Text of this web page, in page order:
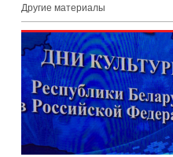
Другие материалы